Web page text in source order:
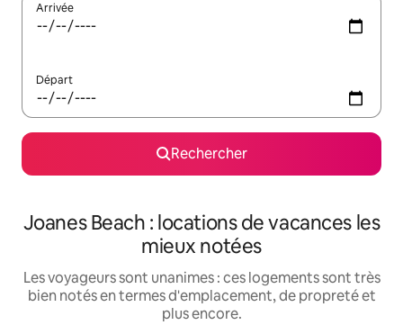
Arrivée
Départ
Rechercher
Joanes Beach : locations de vacances les
mieux notées
Les voyageurs sont unanimes : ces logements sont très
bien notés en termes d'emplacement, de propreté et
plus encore.